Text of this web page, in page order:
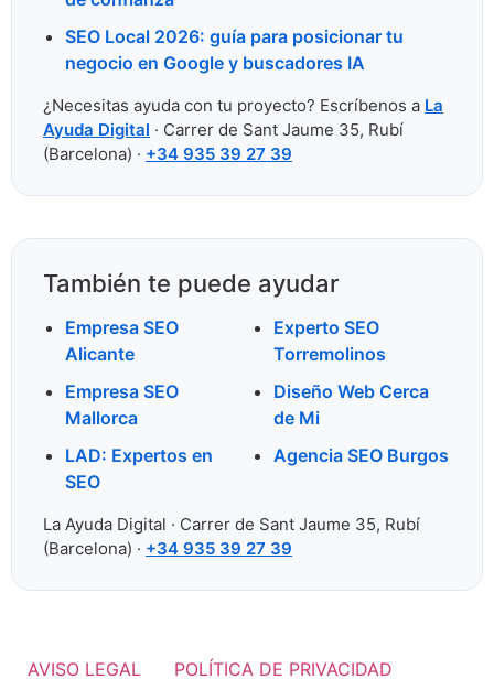
SEO Local 2026: guía para posicionar tu
negocio en Google y buscadores IA
¿Necesitas ayuda con tu proyecto? Escríbenos a La
Ayuda Digital · Carrer de Sant Jaume 35, Rubí
(Barcelona) · +34 935 39 27 39
También te puede ayudar
Empresa SEO
Alicante
Empresa SEO
Mallorca
LAD: Expertos en
SEO
Experto SEO
Torremolinos
Diseño Web Cerca
de Mi
Agencia SEO Burgos
La Ayuda Digital · Carrer de Sant Jaume 35, Rubí
(Barcelona) · +34 935 39 27 39
AVISO LEGAL POLÍTICA DE PRIVACIDAD